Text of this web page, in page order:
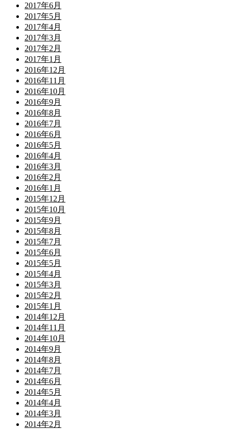
2017年6月
2017年5月
2017年4月
2017年3月
2017年2月
2017年1月
2016年12月
2016年11月
2016年10月
2016年9月
2016年8月
2016年7月
2016年6月
2016年5月
2016年4月
2016年3月
2016年2月
2016年1月
2015年12月
2015年10月
2015年9月
2015年8月
2015年7月
2015年6月
2015年5月
2015年4月
2015年3月
2015年2月
2015年1月
2014年12月
2014年11月
2014年10月
2014年9月
2014年8月
2014年7月
2014年6月
2014年5月
2014年4月
2014年3月
2014年2月